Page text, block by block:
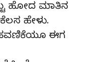
ಹೋದ ಮಾತಿನ
ಹೇಳು.
ಹವಣಿಕೆಯೂ ಈಗ